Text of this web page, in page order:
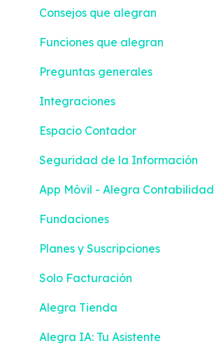
Consejos que alegran
Funciones que alegran
Preguntas generales
Integraciones
Espacio Contador
Seguridad de la Información
App Móvil - Alegra Contabilidad
Fundaciones
Planes y Suscripciones
Solo Facturación
Alegra Tienda
Alegra IA: Tu Asistente